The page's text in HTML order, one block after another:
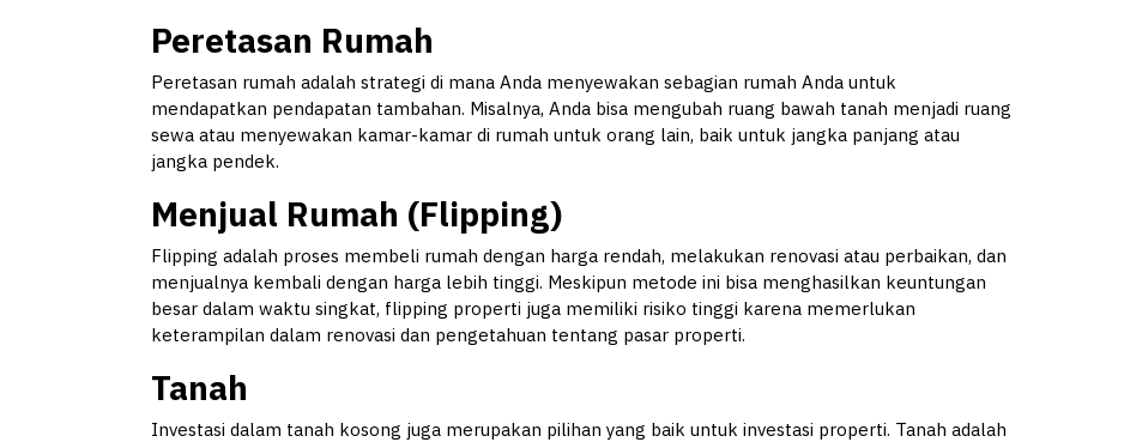
Peretasan Rumah
Peretasan rumah adalah strategi di mana Anda menyewakan sebagian rumah Anda untuk
mendapatkan pendapatan tambahan. Misalnya, Anda bisa mengubah ruang bawah tanah menjadi ruang
sewa atau menyewakan kamar-kamar di rumah untuk orang lain, baik untuk jangka panjang atau
jangka pendek.
Menjual Rumah (Flipping)
Flipping adalah proses membeli rumah dengan harga rendah, melakukan renovasi atau perbaikan, dan
menjualnya kembali dengan harga lebih tinggi. Meskipun metode ini bisa menghasilkan keuntungan
besar dalam waktu singkat, flipping properti juga memiliki risiko tinggi karena memerlukan
keterampilan dalam renovasi dan pengetahuan tentang pasar properti.
Tanah
Investasi dalam tanah kosong juga merupakan pilihan yang baik untuk investasi properti. Tanah adalah